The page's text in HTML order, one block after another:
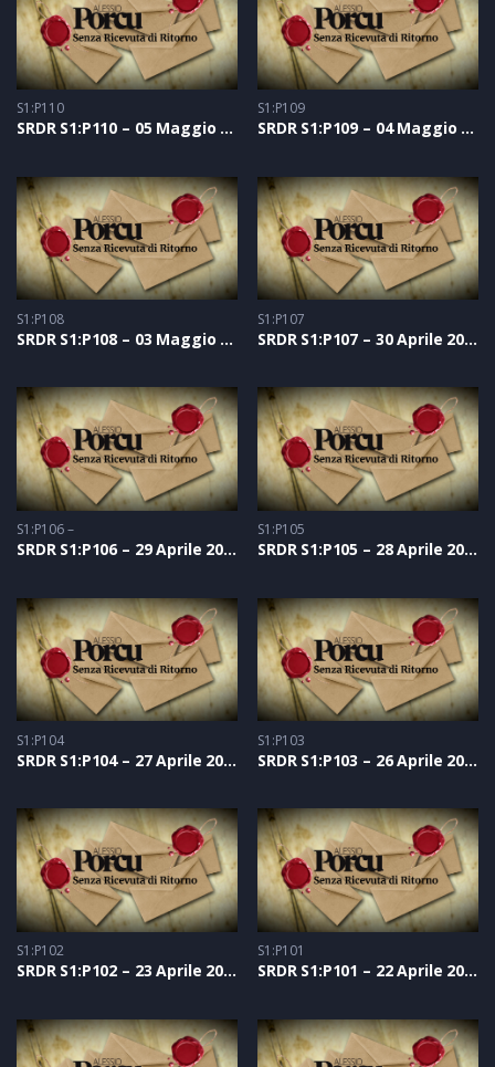
S1:P110
SRDR S1:P110 – 05 Maggio 2021
S1:P109
SRDR S1:P109 – 04 Maggio 2021
S1:P108
SRDR S1:P108 – 03 Maggio 2021
S1:P107
SRDR S1:P107 – 30 Aprile 2021
S1:P106 –
SRDR S1:P106 – 29 Aprile 2021
S1:P105
SRDR S1:P105 – 28 Aprile 2021
S1:P104
SRDR S1:P104 – 27 Aprile 2021
S1:P103
SRDR S1:P103 – 26 Aprile 2021
S1:P102
SRDR S1:P102 – 23 Aprile 2021
S1:P101
SRDR S1:P101 – 22 Aprile 2021